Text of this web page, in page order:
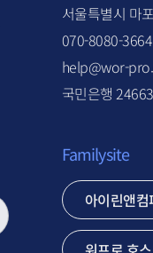
서울특별시 마
070-8080-3664
help@wor-
국민은행
Familysite
아이린앤컴